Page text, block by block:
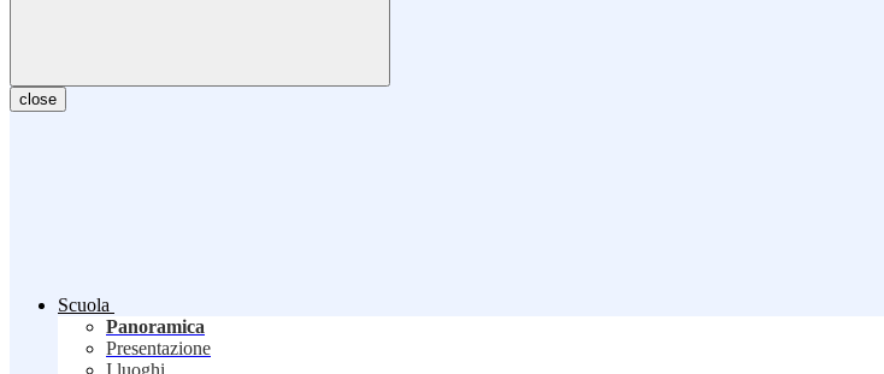
close
Scuola
Panoramica
Presentazione